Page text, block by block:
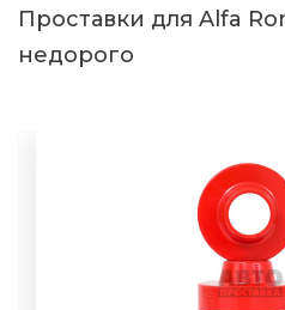
Проставки для Alfa
недорого